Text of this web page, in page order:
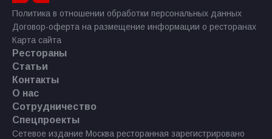
Политика в отношении обработки персональных данных
Договор-оферта на размещение информации о ресторанах
Карта сайта
Рестораны
Статьи
Контакты
О нас
Сотрудничество
Спецпроекты
Сетевое издание Москва ресторанная зарегистрировано